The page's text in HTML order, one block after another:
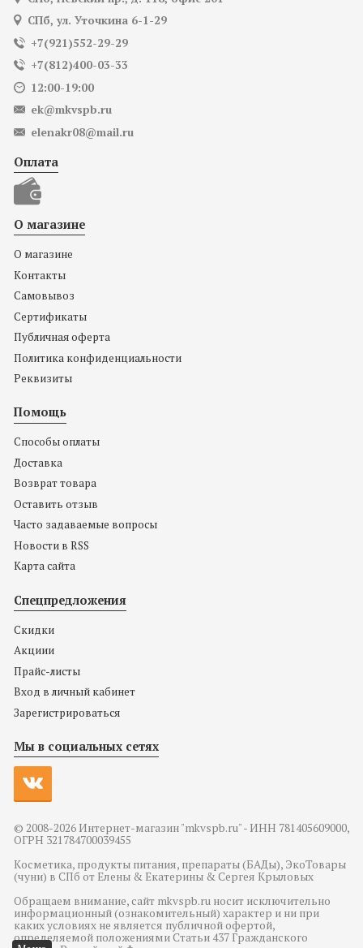
СПб, ул. Уточкина 6-1-29
+7(921)552-29-29
+7(812)400-03-33
12:00-19:00
ek@mkvspb.ru
elenakr08@mail.ru
Оплата
О магазине
О магазине
Контакты
Самовывоз
Сертификаты
Публичная оферта
Политика конфиденциальности
Реквизиты
Помощь
Способы оплаты
Доставка
Возврат товара
Оставить отзыв
Часто задаваемые вопросы
Новости в RSS
Карта сайта
Спецпредложения
Скидки
Акциии
Прайс-листы
Вход в личный кабинет
Зарегистрироваться
Мы в социальных сетях
© 2008-2026 Интернет-магазин "mkvspb.ru" - ИНН 781405609000,
ОГРН 321784700039455
Косметика, продукты питания, препараты (БАДы), ЭкоТовары
(чуни) в СПб от Елены & Екатерины & Сергея Крыловых
Обращаем внимание, сайт mkvspb.ru носит исключительно
информационный (ознакомительный) характер и ни при
каких условиях не является публичной офертой,
определяемой положениями Статьи 437 Гражданского